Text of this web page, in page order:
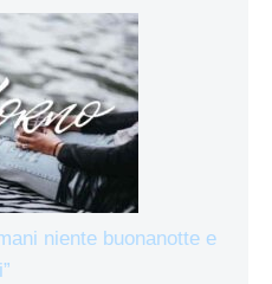
niente buonanotte e